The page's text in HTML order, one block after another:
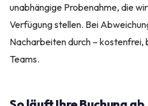
unabhängige Probenahme, die
Verfügung stellen. Bei
Nacharbeiten durch – kostenfrei,
Teams.